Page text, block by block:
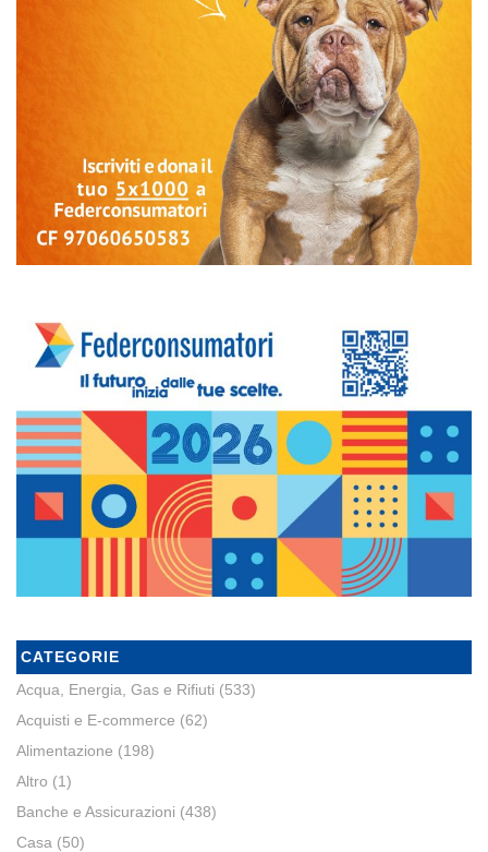
CATEGORIE
Acqua, Energia, Gas e Rifiuti (533)
Acquisti e E-commerce (62)
Alimentazione (198)
Altro (1)
Banche e Assicurazioni (438)
Casa (50)